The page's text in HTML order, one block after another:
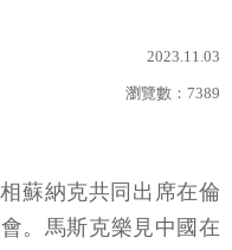
2023.11.03
瀏覽數： 7389
蘇納克共同出席在倫
。馬斯克樂見中國在